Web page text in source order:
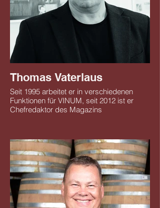
Thomas Vaterlaus
Seit 1995 arbeitet er in verschiedenen
Funktionen für VINUM, seit 2012 ist er
Chefredaktor des Magazins